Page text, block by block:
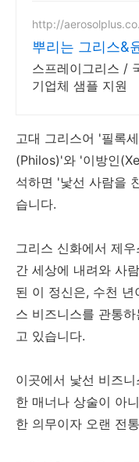
http://
뿌리는 그리스&
스프레이그리스 /
기업체 샘플 지원
고대 그리스어 '필록
(Philos)'와 '이방인
석하면 '낯선 사람을
습니다.
그리스 신화에서 제
간 세상에 내려와 사
된 이 정신은, 수천
스 비즈니스를 관통
고 있습니다.
이곳에서 낯선 비즈
한 매너나 상술이 아
한 의무이자 오랜 전